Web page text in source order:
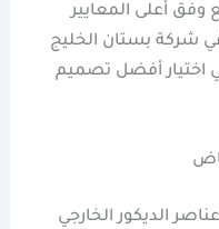
أعلى المعايير
شركة بستان الخليج
اختيار أفضل تصميم
الديكور الخارجي